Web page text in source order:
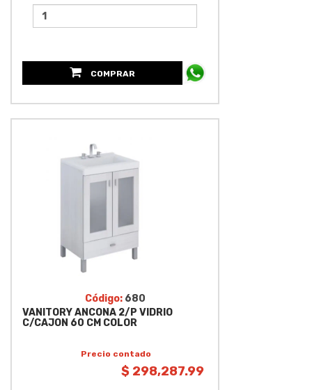
COMPRAR
Código: 680
VANITORY ANCONA 2/P VIDRIO
C/CAJON 60 CM COLOR
Precio contado
$ 298,287.99